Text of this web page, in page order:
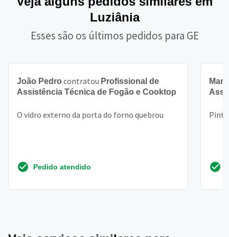
Luziânia
Esses são os últimos pedidos para GE
João Pedro contratou Profissional de
Assistência Técnica de Fogão e Cooktop
O vidro externo da porta do forno quebrou
Pedido atendido